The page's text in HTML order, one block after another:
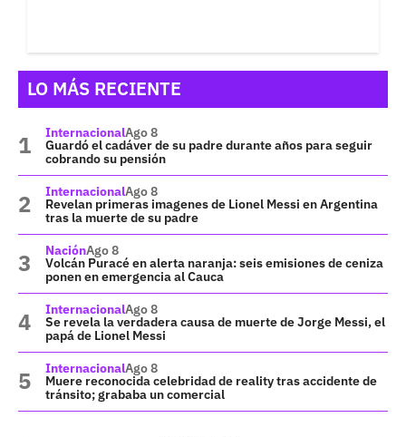
LO MÁS RECIENTE
InternacionalAgo 8
Guardó el cadáver de su padre durante años para seguir
cobrando su pensión
InternacionalAgo 8
Revelan primeras imagenes de Lionel Messi en Argentina
tras la muerte de su padre
NaciónAgo 8
Volcán Puracé en alerta naranja: seis emisiones de ceniza
ponen en emergencia al Cauca
InternacionalAgo 8
Se revela la verdadera causa de muerte de Jorge Messi, el
papá de Lionel Messi
InternacionalAgo 8
Muere reconocida celebridad de reality tras accidente de
tránsito; grababa un comercial